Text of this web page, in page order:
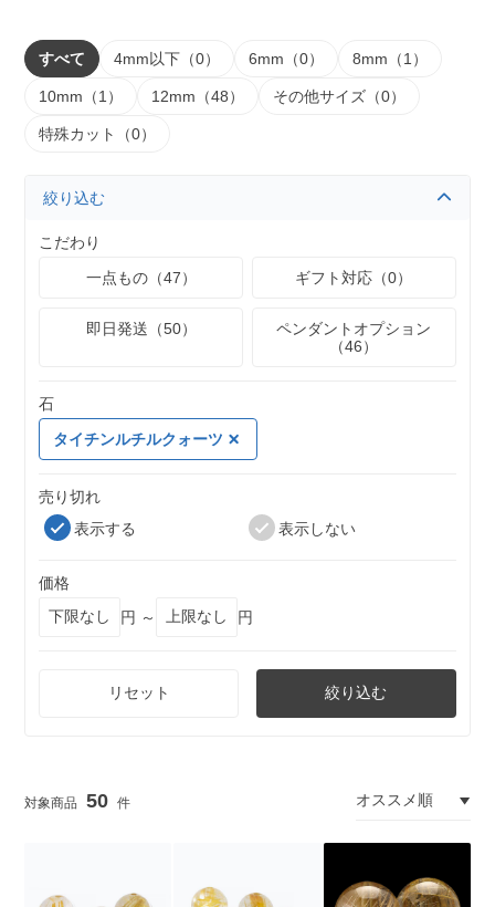
すべて 4mm以下（0） 6mm（0） 8mm（1）
10mm（1） 12mm（48） その他サイズ（0）
特殊カット（0）
絞り込む
こだわり
一点もの（47）
ギフト対応（0）
即日発送（50）
ペンダントオプション
（46）
石
タイチンルチルクォーツ
売り切れ
表示する
表示しない
価格
円 ～
円
リセット 絞り込む
50